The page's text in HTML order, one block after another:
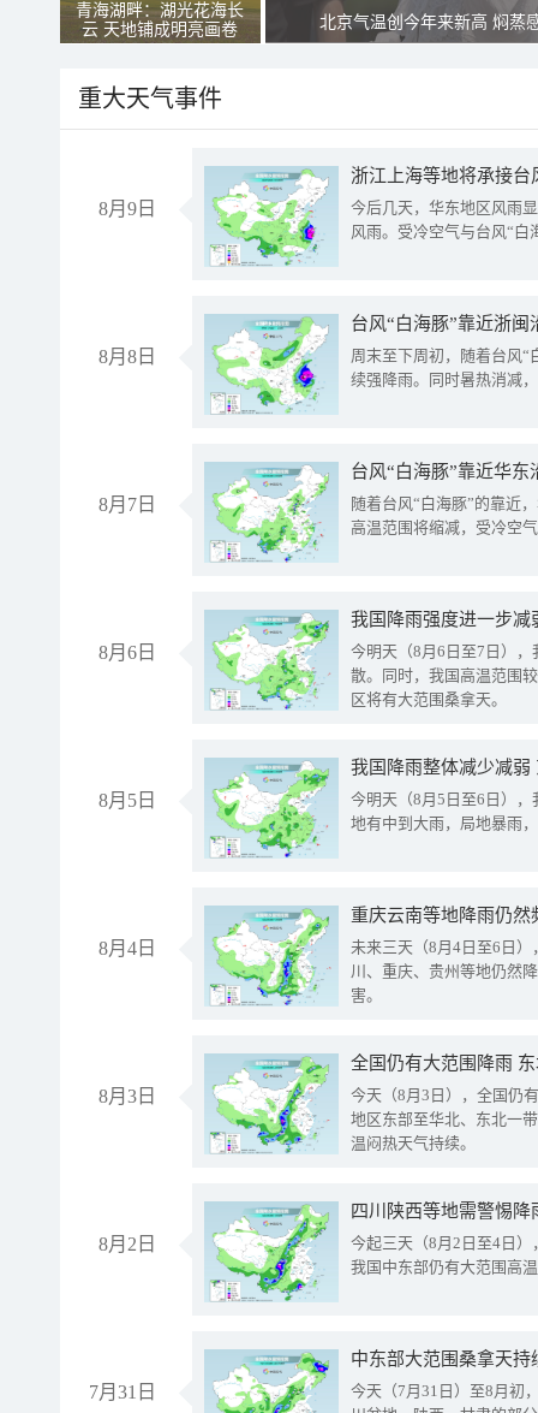
青海湖畔：湖光花海长
云 天地铺成明亮画卷
北京气温创今年来新高 焖蒸
重大天气事件
8月9日
浙江上海等地将承接台
今后几天，华东地区风雨
风雨。受冷空气与台风“白
8月8日
台风“白海豚”靠近浙
周末至下周初，随着台风“
续强降雨。同时暑热消减
8月7日
台风“白海豚”靠近华
随着台风“白海豚”的靠近
高温范围将缩减，受冷空
8月6日
今明天（8月6日至7日）
散。同时，我国高温范围
区将有大范围桑拿天。
8月5日
我国降雨整体减少减弱
今明天（8月5日至6日）
地有中到大雨，局地暴雨
8月4日
重庆云南等地降雨仍然
未来三天（8月4日至6日
川、重庆、贵州等地仍然
害。
8月3日
全国仍有大范围降雨
今天（8月3日），全国仍
地区东部至华北、东北一
温闷热天气持续。
8月2日
今起三天（8月2日至4日
我国中东部仍有大范围高
7月31日
中东部大范围桑拿天
今天（7月31日）至8月初